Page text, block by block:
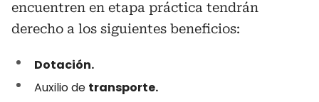
encuentren en etapa práctica tendrán
derecho a los siguientes beneficios:
Dotación.
Auxilio de transporte.